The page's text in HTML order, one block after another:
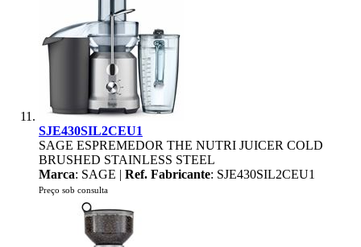
SJE430SIL2CEU1
SAGE ESPREMEDOR THE NUTRI JUICER COLD
BRUSHED STAINLESS STEEL
Marca: SAGE | Ref. Fabricante: SJE430SIL2CEU1
Preço sob consulta